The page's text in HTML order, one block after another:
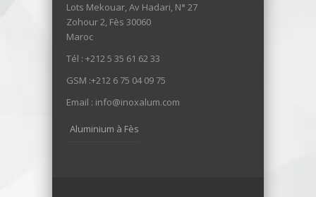
Lots Mekouar, Av Hadari, N° 27
Zohour 2, Fès 30060
Maroc
Tél : +212 5 35 61 62 33
GSM :+212 6 75 04 09 75
Email : info@inoxalum.com
Aluminium à Fès